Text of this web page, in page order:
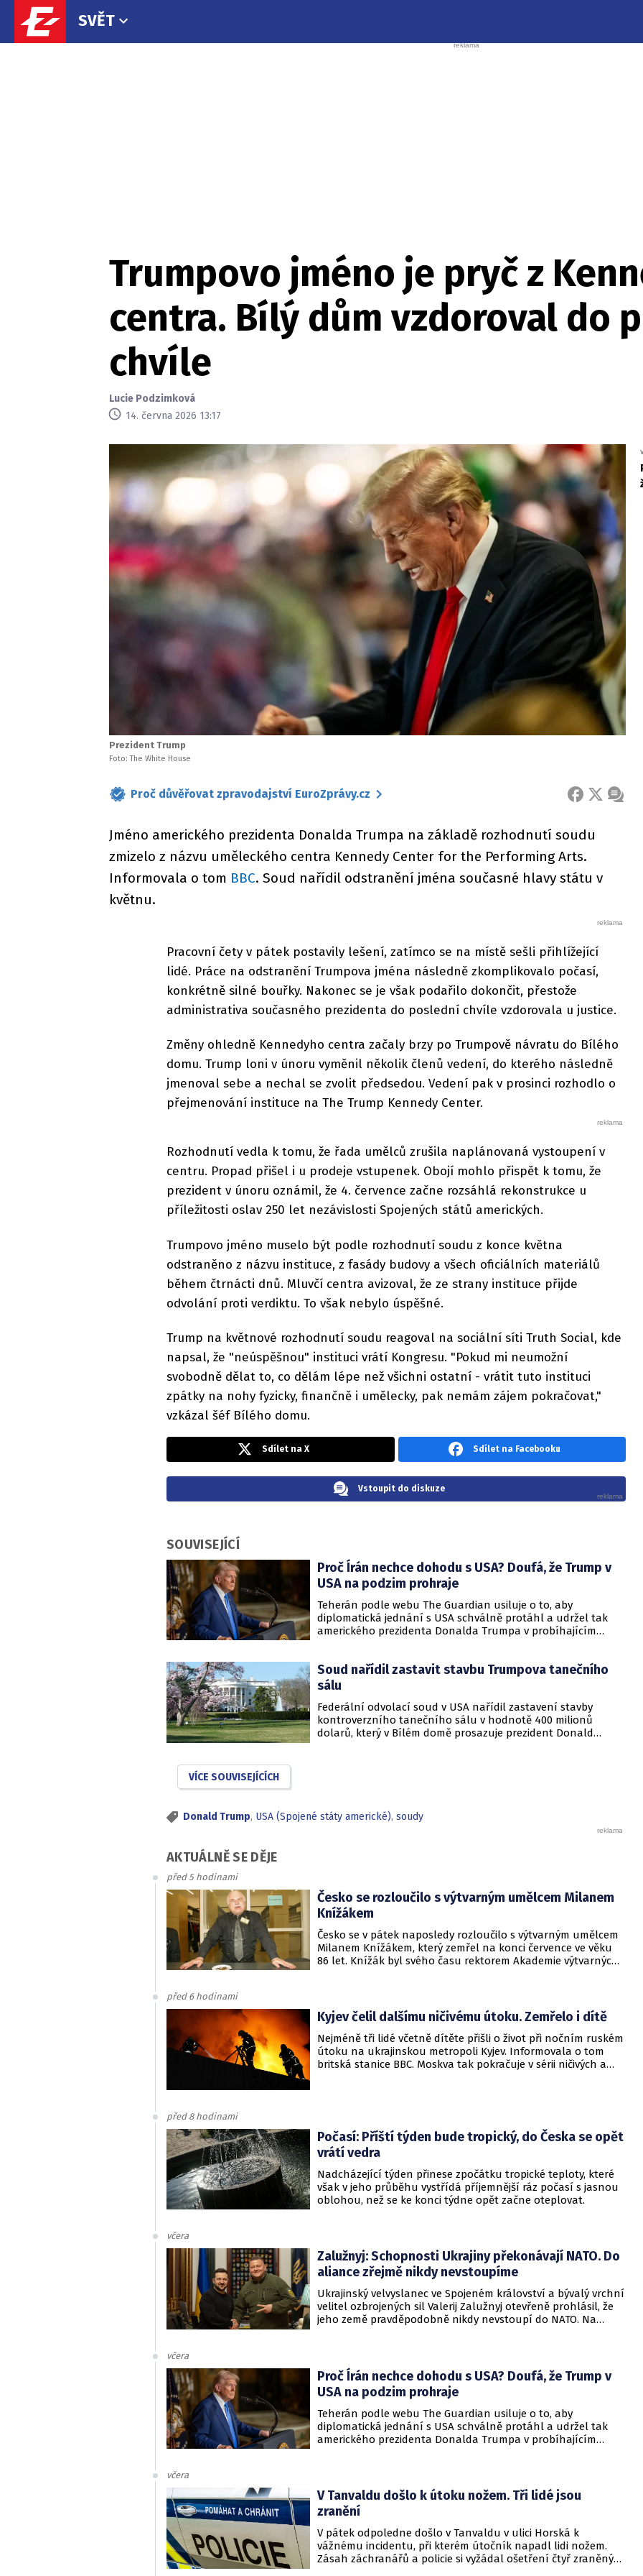
SVĚT
Trumpovo jméno je pryč z
centra. Bílý dům vzdoroval do
chvíle
Lucie Podzimková
14. června 2026 13:17
Prezident Trump
Foto: The White House
Proč důvěřovat zpravodajství EuroZprávy.cz FACEBOOK
X
Jméno amerického prezidenta Donalda Trumpa na základě rozhodnutí soudu
zmizelo z názvu uměleckého centra Kennedy Center for the Performing Arts.
Informovala o tom BBC. Soud nařídil odstranění jména současné hlavy státu v
květnu.
Pracovní čety v pátek postavily lešení, zatímco se na místě sešli přihlížející
lidé. Práce na odstranění Trumpova jména následně zkomplikovalo počasí,
konkrétně silné bouřky. Nakonec se je však podařilo dokončit, přestože
administrativa současného prezidenta do poslední chvíle vzdorovala u justice.
Změny ohledně Kennedyho centra začaly brzy po Trumpově návratu do Bílého
domu. Trump loni v únoru vyměnil několik členů vedení, do kterého následně
jmenoval sebe a nechal se zvolit předsedou. Vedení pak v prosinci rozhodlo o
přejmenování instituce na The Trump Kennedy Center.
Rozhodnutí vedla k tomu, že řada umělců zrušila naplánovaná vystoupení v
centru. Propad přišel i u prodeje vstupenek. Obojí mohlo přispět k tomu, že
prezident v únoru oznámil, že 4. července začne rozsáhlá rekonstrukce u
příležitosti oslav 250 let nezávislosti Spojených států amerických.
Trumpovo jméno muselo být podle rozhodnutí soudu z konce května
odstraněno z názvu instituce, z fasády budovy a všech oficiálních materiálů
během čtrnácti dnů. Mluvčí centra avizoval, že ze strany instituce přijde
odvolání proti verdiktu. To však nebylo úspěšné.
Trump na květnové rozhodnutí soudu reagoval na sociální síti Truth Social, kde
napsal, že "neúspěšnou" instituci vrátí Kongresu. "Pokud mi neumožní
svobodně dělat to, co dělám lépe než všichni ostatní - vrátit tuto instituci
zpátky na nohy fyzicky, finančně i umělecky, pak nemám zájem pokračovat,"
vzkázal šéf Bílého domu.
Sdílet na X Sdílet na Facebooku
Vstoupit do diskuze
SOUVISEJÍCÍ
Proč Írán nechce dohodu s USA? Doufá, že Trump v
USA na podzim prohraje
Teherán podle webu The Guardian usiluje o to, aby
diplomatická jednání s USA schválně protáhl a udržel tak
amerického prezidenta Donalda Trumpa v probíhajícím
která by se mohla vyrovnat krizi s americkými teheránskými
rukojmími za prezidenta Jimmyho Cartera.
Soud nařídil zastavit stavbu Trumpova tanečního
sálu
Federální odvolací soud v USA nařídil zastavení stavby
kontroverzního tanečního sálu v hodnotě 400 milionů
dolarů, který v Bílém domě prosazuje prezident Donald
VÍCE SOUVISEJÍCÍCH
Donald Trump, USA (Spojené státy americké), soudy
AKTUÁLNĚ SE DĚJE
před 5 hodinami
Česko se rozloučilo s výtvarným umělcem Milanem
Knížákem
Česko se v pátek naposledy rozloučilo s výtvarným umělcem
Milanem Knížákem, který zemřel na konci července ve věku
86 let. Knížák byl svého času rektorem Akademie výtvarných
před 6 hodinami
Kyjev čelil dalšímu ničivému útoku. Zemřelo i dítě
Nejméně tři lidé včetně dítěte přišli o život při nočním ruském
útoku na ukrajinskou metropoli Kyjev. Informovala o tom
britská stanice BBC. Moskva tak pokračuje v sérii ničivých a
před 8 hodinami
Počasí: Příští týden bude tropický, do Česka se opět
vrátí vedra
Nadcházející týden přinese zpočátku tropické teploty, které
však v jeho průběhu vystřídá příjemnější ráz počasí s jasnou
oblohou, než se ke konci týdne opět začne oteplovat.
včera
Zalužnyj: Schopnosti Ukrajiny překonávají NATO. Do
aliance zřejmě nikdy nevstoupíme
Ukrajinský velvyslanec ve Spojeném království a bývalý vrchní
velitel ozbrojených sil Valerij Zalužnyj otevřeně prohlásil, že
jeho země pravděpodobně nikdy nevstoupí do NATO. Na
nedosažitelné.
včera
Proč Írán nechce dohodu s USA? Doufá, že Trump v
USA na podzim prohraje
Teherán podle webu The Guardian usiluje o to, aby
diplomatická jednání s USA schválně protáhl a udržel tak
amerického prezidenta Donalda Trumpa v probíhajícím
rukojmími za prezidenta Jimmyho Cartera.
včera
V Tanvaldu došlo k útoku nožem. Tři lidé jsou
zranění
V pátek odpoledne došlo v Tanvaldu v ulici Horská k
vážnému incidentu, při kterém útočník napadl lidi nožem.
Zásah záchranářů a policie si vyžádal ošetření čtyř zraněných